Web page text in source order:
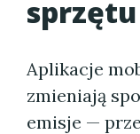
sprzętu
Aplikacje
zmieniają
emisje —